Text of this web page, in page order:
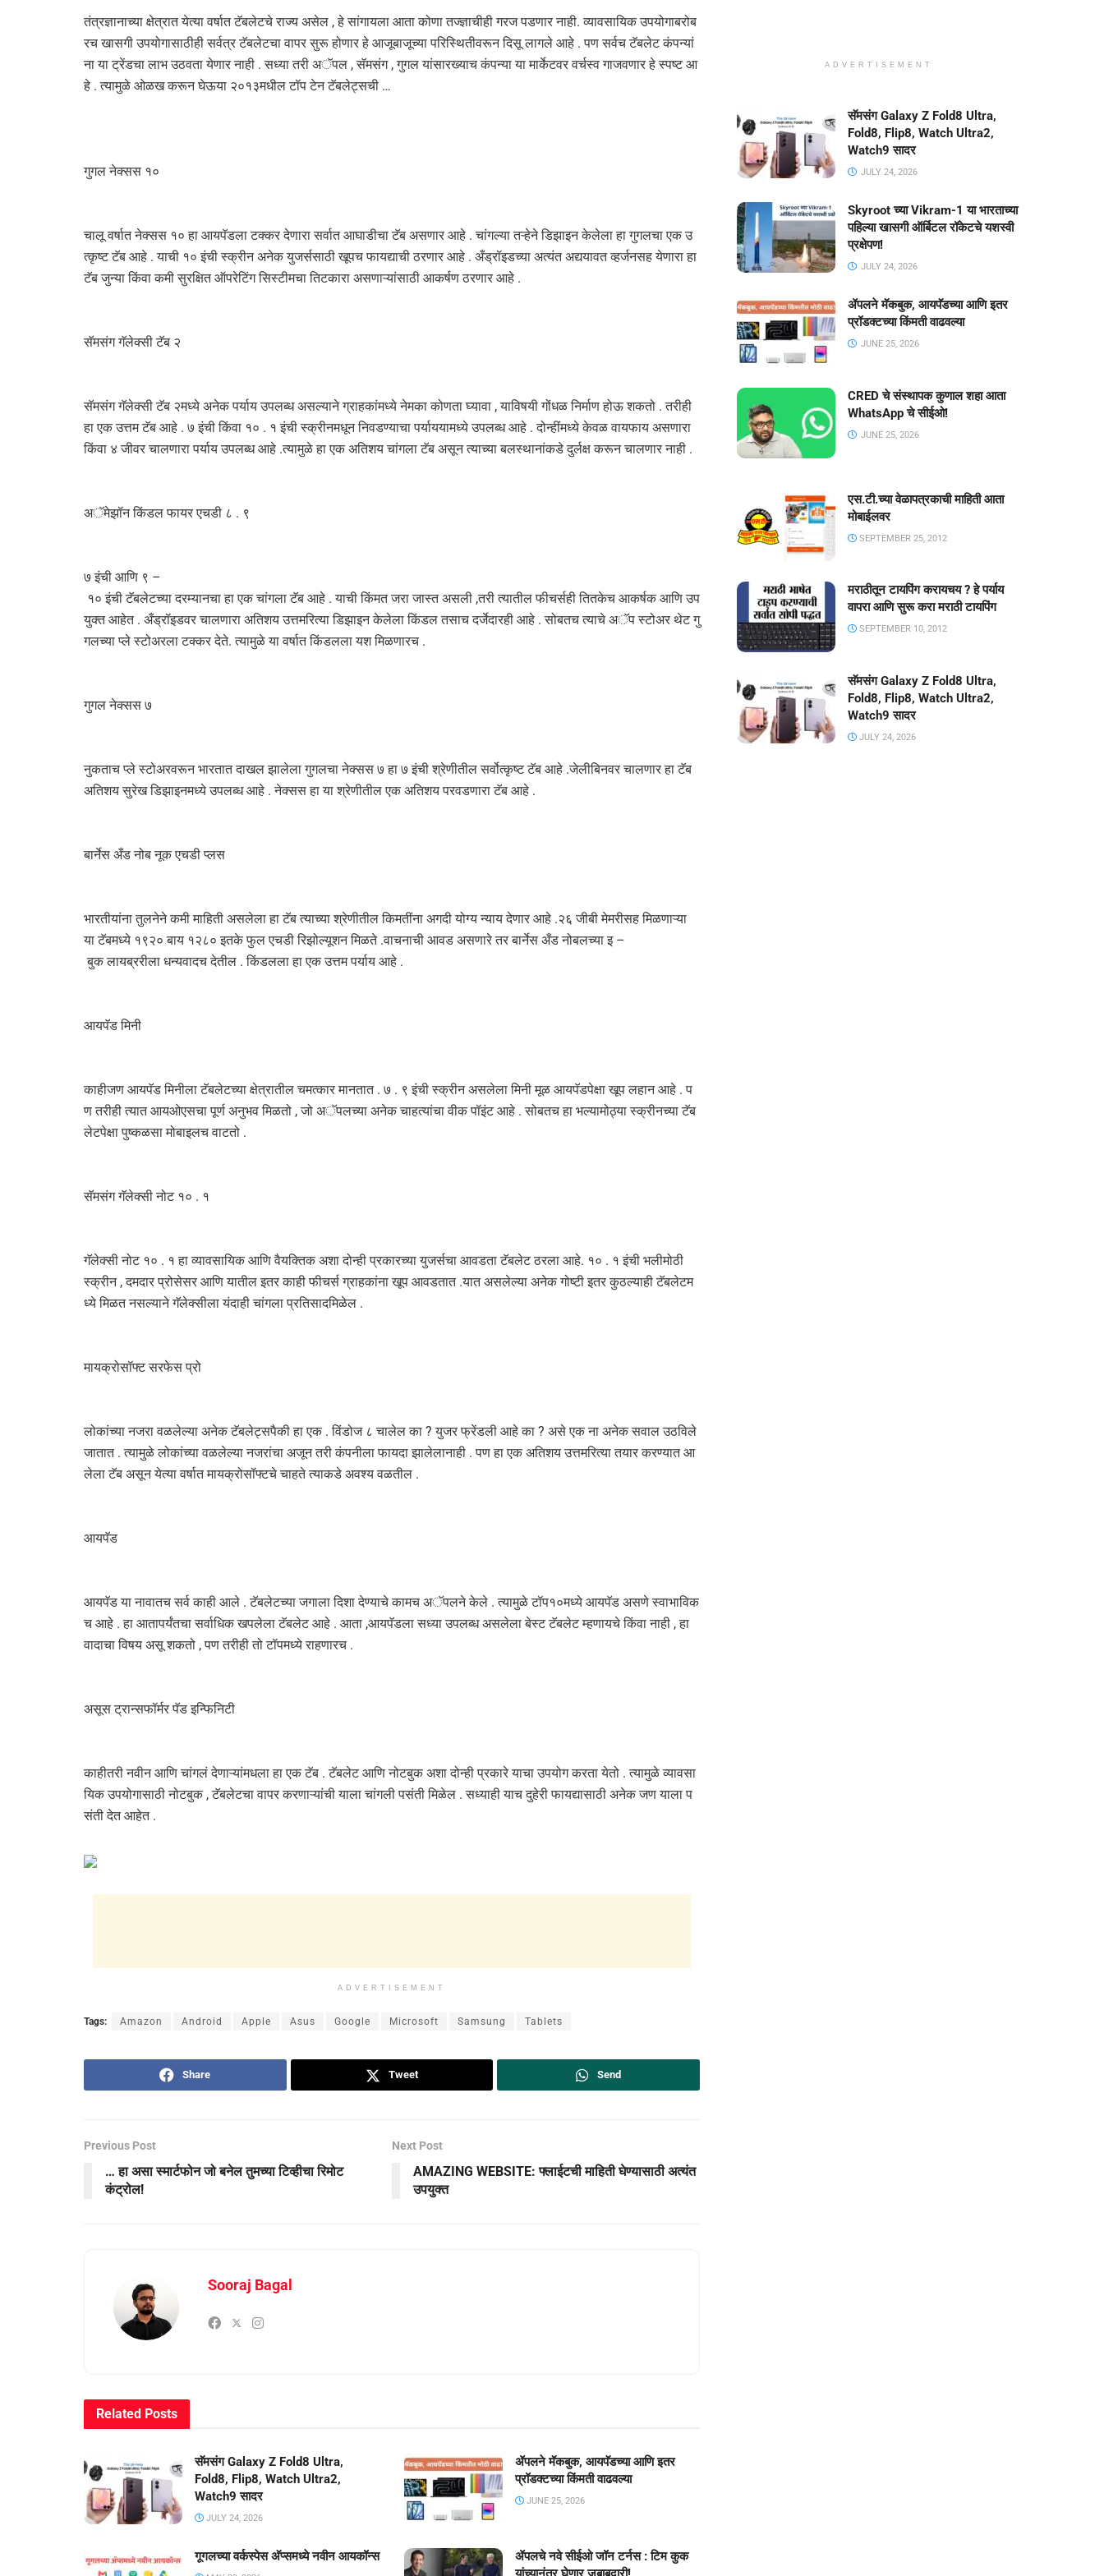
तंत्रज्ञानाच्या क्षेत्रात येत्या वर्षात टॅबलेटचे राज्य असेल , हे सांगायला आता कोणा तज्ज्ञाचीही गरज पडणार नाही. व्यावसायिक उपयोगाबरोब
रच खासगी उपयोगासाठीही सर्वत्र टॅबलेटचा वापर सुरू होणार हे आजूबाजूच्या परिस्थितीवरून दिसू लागले आहे . पण सर्वच टॅबलेट कंपन्यां
ना या ट्रेंडचा लाभ उठवता येणार नाही . सध्या तरी अॅपल , सॅमसंग , गुगल यांसारख्याच कंपन्या या मार्केटवर वर्चस्व गाजवणार हे स्पष्ट आ
हे . त्यामुळे ओळख करून घेऊया २०१३मधील टॉप टेन टॅबलेट्सची …
गुगल नेक्सस १०
चालू वर्षात नेक्सस १० हा आयपॅडला टक्कर देणारा सर्वात आघाडीचा टॅब असणार आहे . चांगल्या तऱ्हेने डिझाइन केलेला हा गुगलचा एक उ
त्कृष्ट टॅब आहे . याची १० इंची स्क्रीन अनेक युजर्ससाठी खूपच फायद्याची ठरणार आहे . अँड्रॉइडच्या अत्यंत अद्ययावत व्हर्जनसह येणारा हा
टॅब जुन्या किंवा कमी सुरक्षित ऑपरेटिंग सिस्टीमचा तिटकारा असणाऱ्यांसाठी आकर्षण ठरणार आहे .
सॅमसंग गॅलेक्सी टॅब २
सॅमसंग गॅलेक्सी टॅब २मध्ये अनेक पर्याय उपलब्ध असल्याने ग्राहकांमध्ये नेमका कोणता घ्यावा , याविषयी गोंधळ निर्माण होऊ शकतो . तरीही
हा एक उत्तम टॅब आहे . ७ इंची किंवा १० . १ इंची स्क्रीनमधून निवडण्याचा पर्याययामध्ये उपलब्ध आहे . दोन्हींमध्ये केवळ वायफाय असणारा
किंवा ४ जीवर चालणारा पर्याय उपलब्ध आहे .त्यामुळे हा एक अतिशय चांगला टॅब असून त्याच्या बलस्थानांकडे दुर्लक्ष करून चालणार नाही .
अॅमेझॉन किंडल फायर एचडी ८ . ९
७ इंची आणि ९ –
१० इंची टॅबलेटच्या दरम्यानचा हा एक चांगला टॅब आहे . याची किंमत जरा जास्त असली ,तरी त्यातील फीचर्सही तितकेच आकर्षक आणि उप
युक्त आहेत . अँड्रॉइडवर चालणारा अतिशय उत्तमरित्या डिझाइन केलेला किंडल तसाच दर्जेदारही आहे . सोबतच त्याचे अॅप स्टोअर थेट गु
गलच्या प्ले स्टोअरला टक्कर देते. त्यामुळे या वर्षात किंडलला यश मिळणारच .
गुगल नेक्सस ७
नुकताच प्ले स्टोअरवरून भारतात दाखल झालेला गुगलचा नेक्सस ७ हा ७ इंची श्रेणीतील सर्वोत्कृष्ट टॅब आहे .जेलीबिनवर चालणार हा टॅब
अतिशय सुरेख डिझाइनमध्ये उपलब्ध आहे . नेक्सस हा या श्रेणीतील एक अतिशय परवडणारा टॅब आहे .
बार्नेस अँड नोब नूक एचडी प्लस
भारतीयांना तुलनेने कमी माहिती असलेला हा टॅब त्याच्या श्रेणीतील किमतींना अगदी योग्य न्याय देणार आहे .२६ जीबी मेमरीसह मिळणाऱ्या
या टॅबमध्ये १९२० बाय १२८० इतके फुल एचडी रिझोल्यूशन मिळते .वाचनाची आवड असणारे तर बार्नेस अँड नोबलच्या इ –
बुक लायब्ररीला धन्यवादच देतील . किंडलला हा एक उत्तम पर्याय आहे .
आयपॅड मिनी
काहीजण आयपॅड मिनीला टॅबलेटच्या क्षेत्रातील चमत्कार मानतात . ७ . ९ इंची स्क्रीन असलेला मिनी मूळ आयपॅडपेक्षा खूप लहान आहे . प
ण तरीही त्यात आयओएसचा पूर्ण अनुभव मिळतो , जो अॅपलच्या अनेक चाहत्यांचा वीक पॉइंट आहे . सोबतच हा भल्यामोठ्या स्क्रीनच्या टॅब
लेटपेक्षा पुष्कळसा मोबाइलच वाटतो .
सॅमसंग गॅलेक्सी नोट १० . १
गॅलेक्सी नोट १० . १ हा व्यावसायिक आणि वैयक्तिक अशा दोन्ही प्रकारच्या युजर्सचा आवडता टॅबलेट ठरला आहे. १० . १ इंची भलीमोठी
स्क्रीन , दमदार प्रोसेसर आणि यातील इतर काही फीचर्स ग्राहकांना खूप आवडतात .यात असलेल्या अनेक गोष्टी इतर कुठल्याही टॅबलेटम
ध्ये मिळत नसल्याने गॅलेक्सीला यंदाही चांगला प्रतिसादमिळेल .
मायक्रोसॉफ्ट सरफेस प्रो
लोकांच्या नजरा वळलेल्या अनेक टॅबलेट्सपैकी हा एक . विंडोज ८ चालेल का ? युजर फ्रेंडली आहे का ? असे एक ना अनेक सवाल उठविले
जातात . त्यामुळे लोकांच्या वळलेल्या नजरांचा अजून तरी कंपनीला फायदा झालेलानाही . पण हा एक अतिशय उत्तमरित्या तयार करण्यात आ
लेला टॅब असून येत्या वर्षात मायक्रोसॉफ्टचे चाहते त्याकडे अवश्य वळतील .
आयपॅड
आयपॅड या नावातच सर्व काही आले . टॅबलेटच्या जगाला दिशा देण्याचे कामच अॅपलने केले . त्यामुळे टॉप१०मध्ये आयपॅड असणे स्वाभाविक
च आहे . हा आतापर्यंतचा सर्वाधिक खपलेला टॅबलेट आहे . आता ,आयपॅडला सध्या उपलब्ध असलेला बेस्ट टॅबलेट म्हणायचे किंवा नाही , हा
वादाचा विषय असू शकतो , पण तरीही तो टॉपमध्ये राहणारच .
असूस ट्रान्सफॉर्मर पॅड इन्फिनिटी
काहीतरी नवीन आणि चांगलं देणाऱ्यांमधला हा एक टॅब . टॅबलेट आणि नोटबुक अशा दोन्ही प्रकारे याचा उपयोग करता येतो . त्यामुळे व्यावसा
यिक उपयोगासाठी नोटबुक , टॅबलेटचा वापर करणाऱ्यांची याला चांगली पसंती मिळेल . सध्याही याच दुहेरी फायद्यासाठी अनेक जण याला प
संती देत आहेत .
ADVERTISEMENT
Tags: Amazon Android Apple Asus Google Microsoft Samsung Tablets
Share Tweet Send
Previous Post
… हा असा स्‍मार्टफोन जो बनेल तुमच्या टिव्हीचा रिमोट
कंट्रोल!
Next Post
AMAZING WEBSITE: फ्लाईटची माहिती घेण्‍यासाठी अत्‍यंत
उपयुक्‍त
Sooraj Bagal
Related Posts
सॅमसंग Galaxy Z Fold8 Ultra,
Fold8, Flip8, Watch Ultra2,
Watch9 सादर
JULY 24, 2026
ॲपलने मॅकबुक, आयपॅडच्या आणि इतर
प्रॉडक्टच्या किंमती वाढवल्या
JUNE 25, 2026
गूगलच्या वर्कस्पेस अ‍ॅप्समध्ये नवीन आयकॉन्स
ॲपलचे नवे सीईओ जॉन टर्नस : टिम कुक
ADVERTISEMENT
सॅमसंग Galaxy Z Fold8 Ultra,
Fold8, Flip8, Watch Ultra2,
Watch9 सादर
JULY 24, 2026
Skyroot च्या Vikram-1 या भारताच्या
पहिल्या खासगी ऑर्बिटल रॉकेटचे यशस्वी
प्रक्षेपण!
JULY 24, 2026
ॲपलने मॅकबुक, आयपॅडच्या आणि इतर
प्रॉडक्टच्या किंमती वाढवल्या
JUNE 25, 2026
CRED चे संस्थापक कुणाल शहा आता
WhatsApp चे सीईओ!
JUNE 25, 2026
एस.टी.च्या वेळापत्रकाची माहिती आता
मोबाईलवर
SEPTEMBER 25, 2012
मराठीतून टायपिंग करायचय ? हे पर्याय
वापरा आणि सुरू करा मराठी टायपिंग
SEPTEMBER 10, 2012
सॅमसंग Galaxy Z Fold8 Ultra,
Fold8, Flip8, Watch Ultra2,
Watch9 सादर
JULY 24, 2026